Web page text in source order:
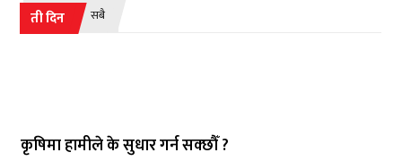
ती दिन सबै
कृषिमा हामीले के सुधार गर्न सक्छौँ ?